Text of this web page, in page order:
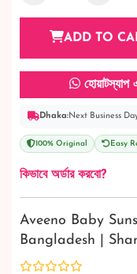
ADD TO
Dhaka:Next Business
100% Original Easy
কিভাবে অর্ডার করবো?
Aveeno Baby
Bangladesh |